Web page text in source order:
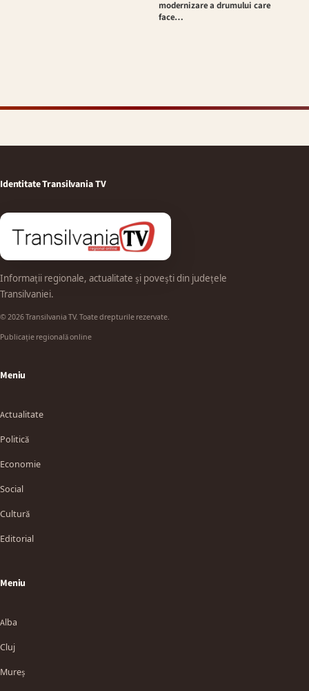
modernizare a drumului care
face…
Identitate Transilvania TV
Informații regionale, actualitate și povești din județele
Transilvaniei.
© 2026 Transilvania TV. Toate drepturile rezervate.
Publicație regională online
Meniu
Actualitate
Politică
Economie
Social
Cultură
Editorial
Meniu
Alba
Cluj
Mureș